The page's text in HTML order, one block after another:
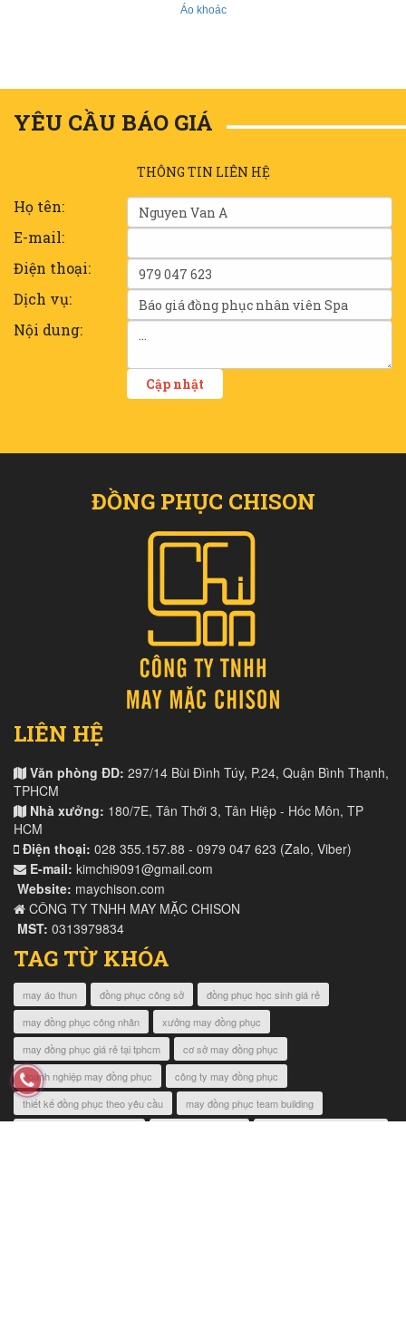
Áo khoác
YÊU CẦU BÁO GIÁ
THÔNG TIN LIÊN HỆ
Họ tên:
E-mail:
Điện thoại:
Dịch vụ:
Nội dung:
ĐỒNG PHỤC CHISON
LIÊN HỆ
Văn phòng ĐD: 297/14 Bùi Đình Túy, P.24, Quận Bình Thạnh,
TPHCM
Nhà xưởng: 180/7E, Tân Thới 3, Tân Hiệp - Hóc Môn, TP
HCM
Điện thoại: 028 355.157.88 - 0979 047 623 (Zalo, Viber)
E-mail: kimchi9091@gmail.com
Website: maychison.com
CÔNG TY TNHH MAY MẶC CHISON
MST: 0313979834
TAG TỪ KHÓA
may áo thun đồng phục công sở
đồng phục học sinh giá rẻ
may đồng phục công nhân
xưởng may đồng phục
may đồng phục giá rẻ tại tphcm
cơ sở may đồng phục
doanh nghiệp may đồng phục
công ty may đồng phục
thiết kế đồng phục theo yêu cầu
may đồng phục team building